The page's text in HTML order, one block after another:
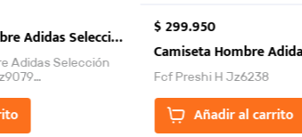
Adidas Selección Colombia FCF 2026.
Adidas Selección
$299.950
Camiseta Hombre
Fcf Preshi H Jz6238
Añadir al carrito